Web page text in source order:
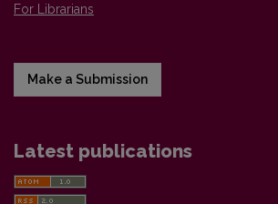
For Librarians
Make a Submission
Latest publications